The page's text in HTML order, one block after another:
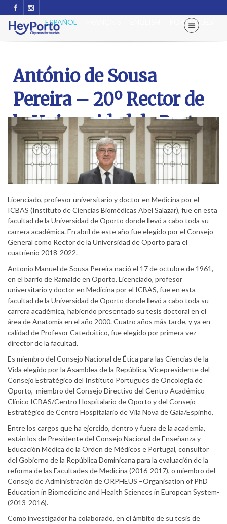
PORTUGUÊS
ESPAÑOL
António de Sousa
Pereira – 20º Rector de
la Universidad de Porto
Licenciado, profesor universitario y doctor en Medicina por el
ICBAS (Instituto de Ciencias Biomédicas Abel Salazar), fue en esta
facultad de la Universidad de Oporto donde llevó a cabo toda su
carrera académica. En abril de este año fue elegido por el Consejo
General como Rector de la Universidad de Oporto para el
cuatrienio 2018-2022.
Antonio Manuel de Sousa Pereira nació el 17 de octubre de 1961,
en el barrio de Ramalde en Oporto. Licenciado, profesor
universitario y doctor en Medicina por el ICBAS, fue en esta
facultad de la Universidad de Oporto donde llevó a cabo toda su
carrera académica, habiendo presentado su tesis doctoral en el
área de Anatomía en el año 2000. Cuatro años más tarde, y ya en
calidad de Profesor Catedrático, fue elegido por primera vez
director de la facultad.
Es miembro del Consejo Nacional de Ética para las Ciencias de la
Vida elegido por la Asamblea de la República, Vicepresidente del
Consejo Estratégico del Instituto Portugués de Oncología de
Oporto, miembro del Consejo Directivo del Centro Académico
Clínico ICBAS/Centro Hospitalario de Oporto y del Consejo
Estratégico de Centro Hospitalario de Vila Nova de Gaia/Espinho.
Entre los cargos que ha ejercido, dentro y fuera de la academia,
están los de Presidente del Consejo Nacional de Enseñanza y
Educación Médica de la Orden de Médicos e Portugal, consultor
del Gobierno de la República Dominicana para la evaluación de la
reforma de las Facultades de Medicina (2016-2017), o miembro del
Consejo de Administración de ORPHEUS –Organisation of PhD
Education in Biomedicine and Health Sciences in European System-
(2013-2016).
Como investigador ha colaborado, en el ámbito de su tesis de